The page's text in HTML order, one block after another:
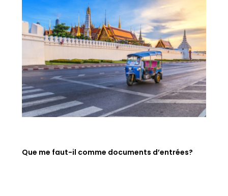
Que me faut-il comme documents d’entrées?